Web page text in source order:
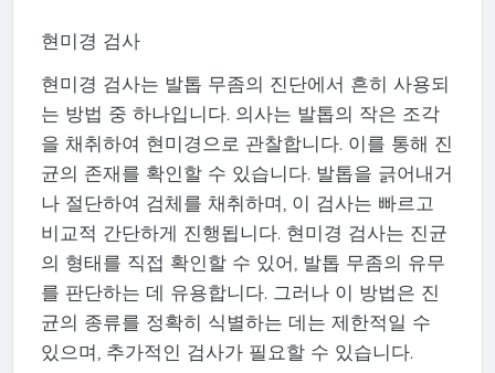
현미경 검사
현미경 검사는 발톱 무좀의 진단에서 흔히 사용되
는 방법 중 하나입니다. 의사는 발톱의 작은 조각
을 채취하여 현미경으로 관찰합니다. 이를 통해 진
균의 존재를 확인할 수 있습니다. 발톱을 긁어내거
나 절단하여 검체를 채취하며, 이 검사는 빠르고
비교적 간단하게 진행됩니다. 현미경 검사는 진균
의 형태를 직접 확인할 수 있어, 발톱 무좀의 유무
를 판단하는 데 유용합니다. 그러나 이 방법은 진
균의 종류를 정확히 식별하는 데는 제한적일 수
있으며, 추가적인 검사가 필요할 수 있습니다.